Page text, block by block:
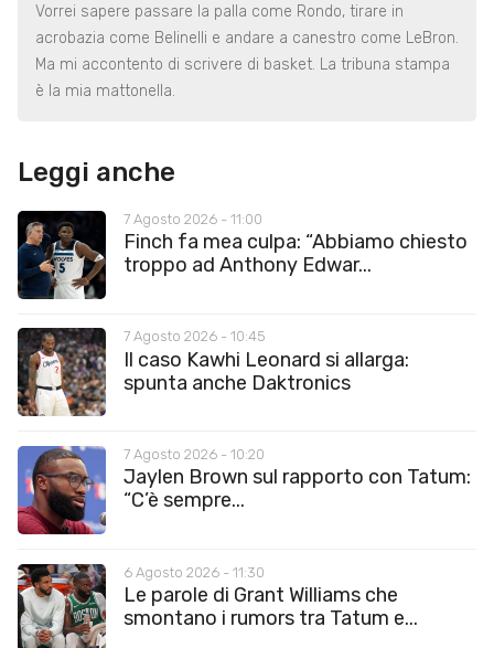
Vorrei sapere passare la palla come Rondo, tirare in
acrobazia come Belinelli e andare a canestro come LeBron.
Ma mi accontento di scrivere di basket. La tribuna stampa
è la mia mattonella.
Leggi anche
7 Agosto 2026 - 11:00
Finch fa mea culpa: “Abbiamo chiesto
troppo ad Anthony Edwar...
7 Agosto 2026 - 10:45
Il caso Kawhi Leonard si allarga:
spunta anche Daktronics
7 Agosto 2026 - 10:20
Jaylen Brown sul rapporto con Tatum:
“C’è sempre...
6 Agosto 2026 - 11:30
Le parole di Grant Williams che
smontano i rumors tra Tatum e...